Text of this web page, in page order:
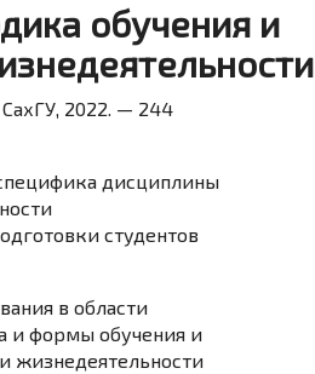
обучения и
2022. — 244
дисциплины
студентов
в области
и формы обучения и
жизнедеятельности